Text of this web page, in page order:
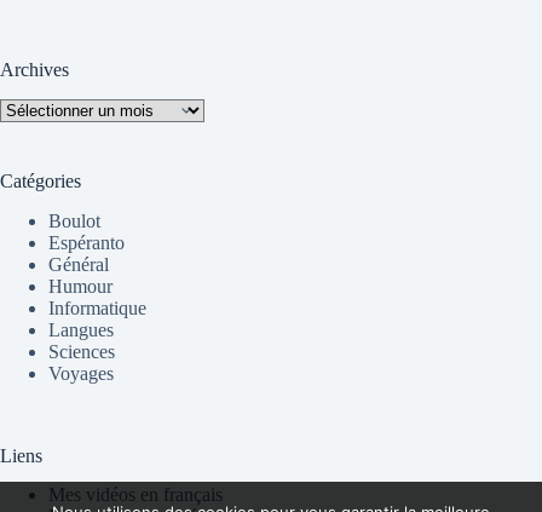
Archives
Archives
Catégories
Boulot
Espéranto
Général
Humour
Informatique
Langues
Sciences
Voyages
Liens
Mes vidéos en français